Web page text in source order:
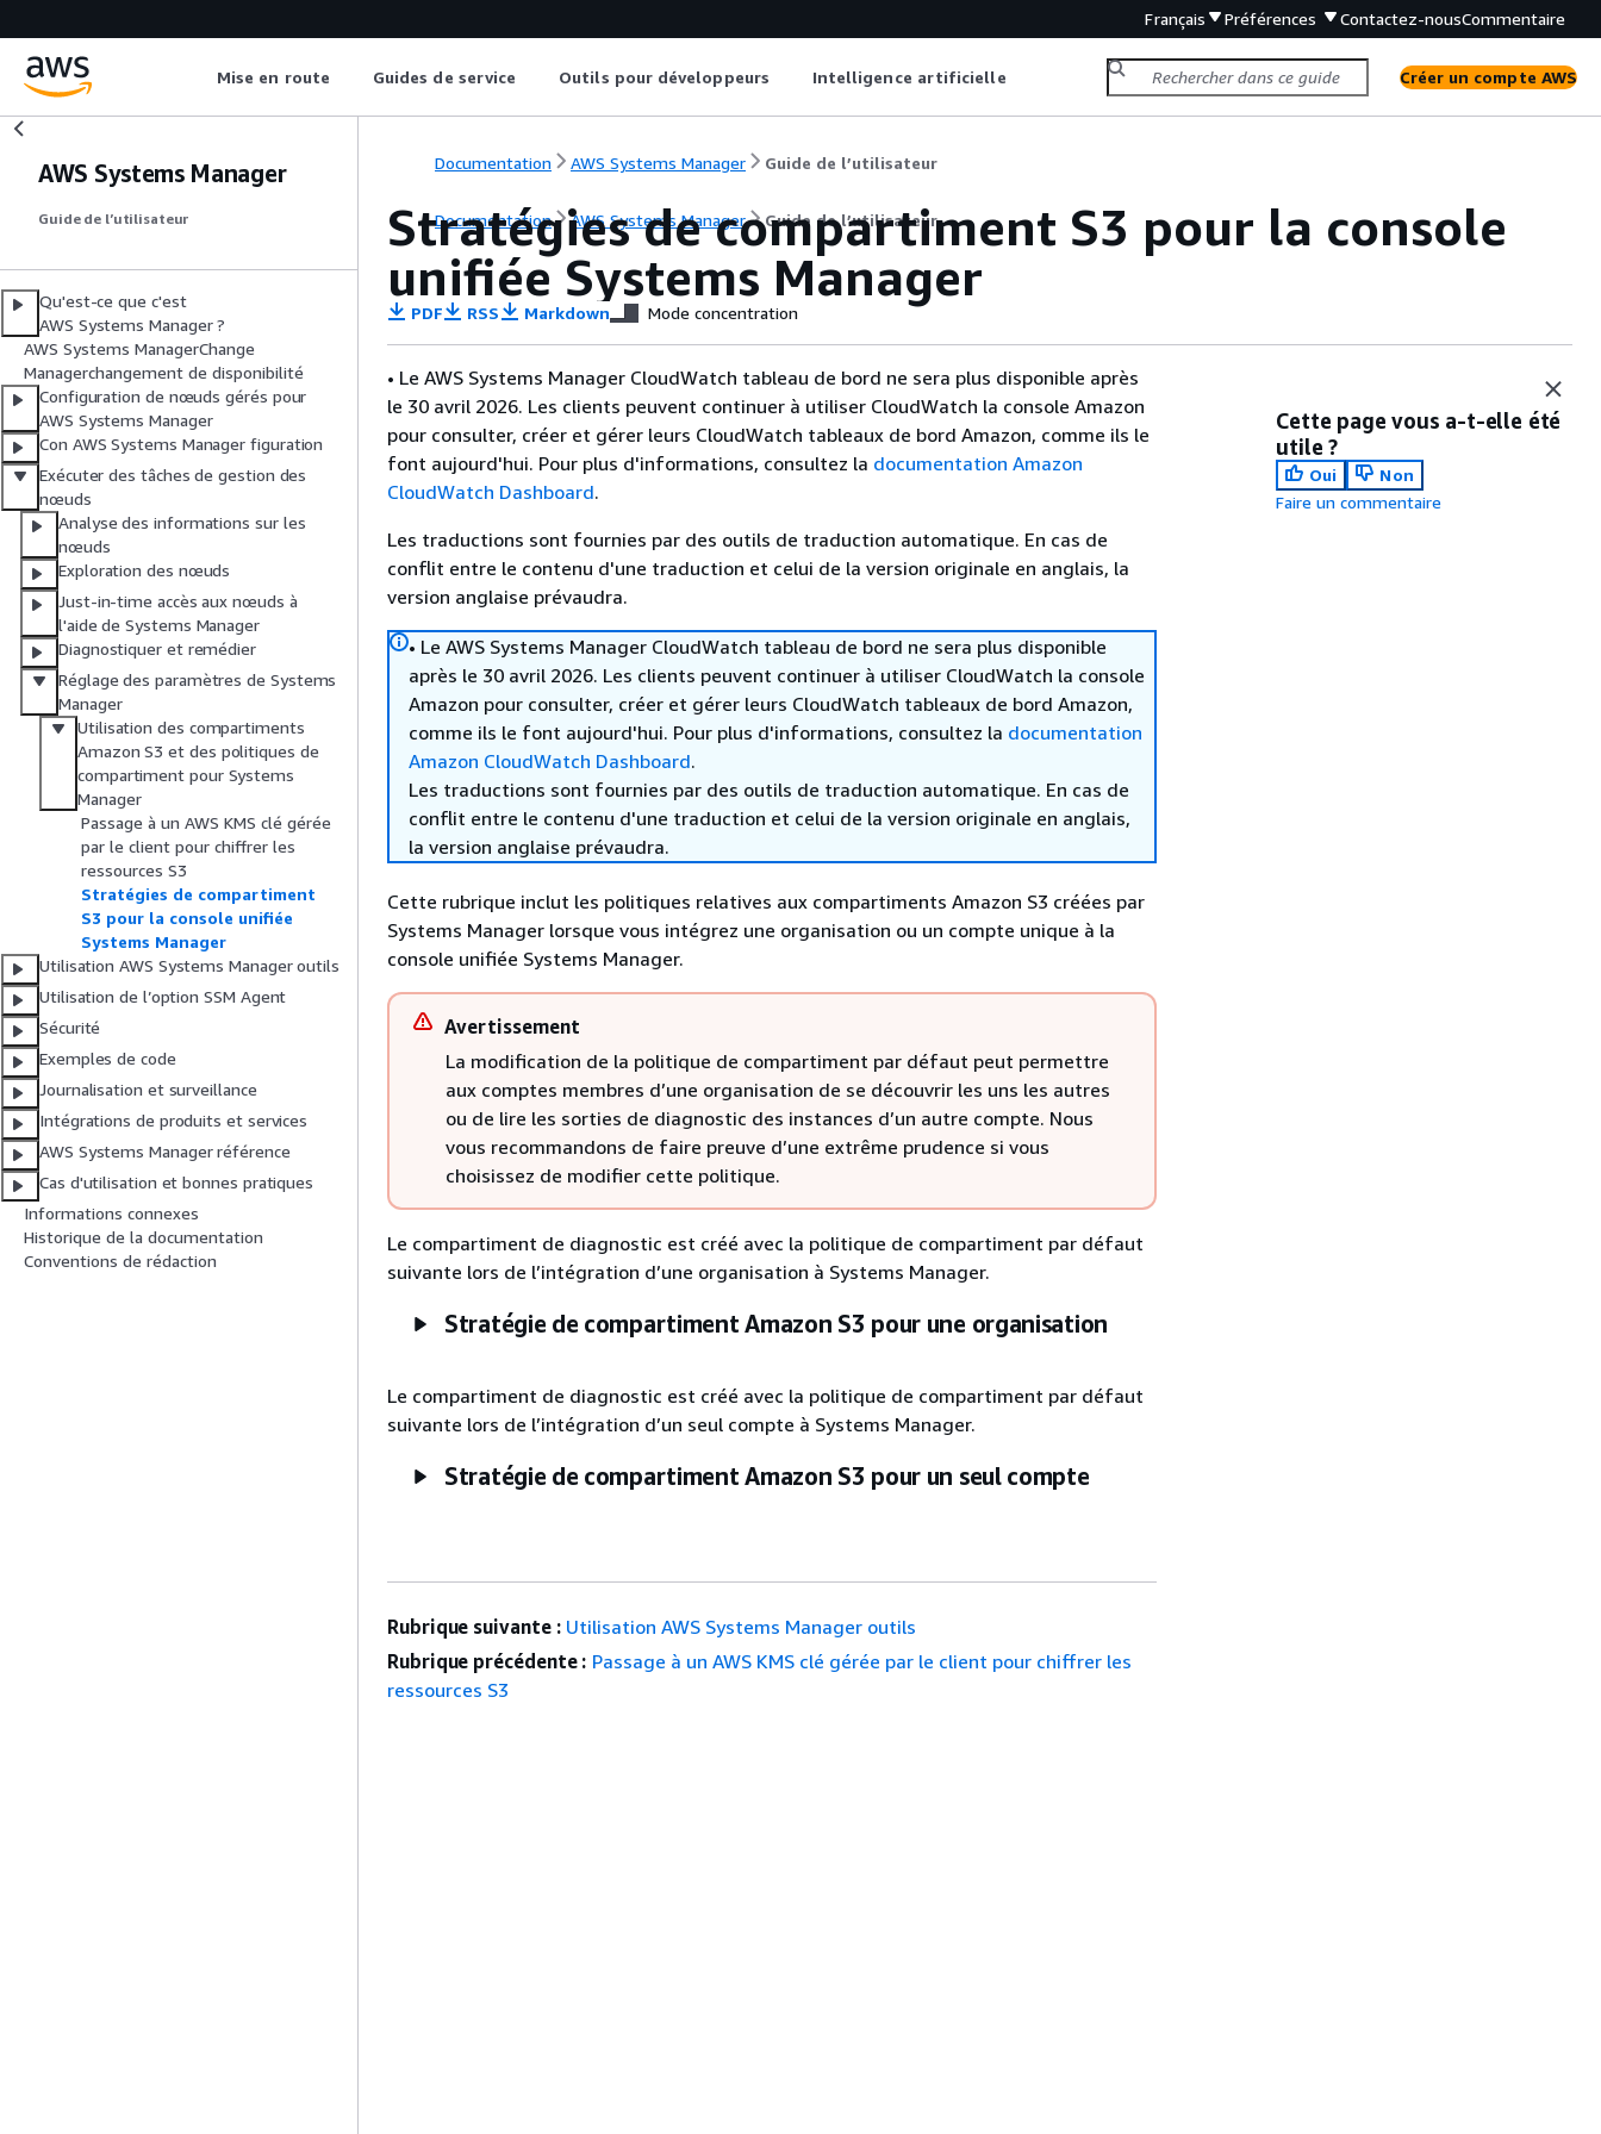
Français Préférences Contactez-nousCommentaire
Mise en route Guides de service Outils pour développeurs Intelligence artificielle Créer un compte AWS
AWS Systems Manager
Guide de l’utilisateur
Qu'est-ce que c'est
AWS Systems Manager ?
AWS Systems ManagerChange
Managerchangement de disponibilité
Configuration de nœuds gérés pour
AWS Systems Manager
Con AWS Systems Manager figuration
Exécuter des tâches de gestion des
nœuds
Analyse des informations sur les
nœuds
Exploration des nœuds
Just-in-time accès aux nœuds à
l'aide de Systems Manager
Diagnostiquer et remédier
Réglage des paramètres de Systems
Manager
Utilisation des compartiments
Amazon S3 et des politiques de
compartiment pour Systems
Manager
Passage à un AWS KMS clé gérée
par le client pour chiffrer les
ressources S3
Stratégies de compartiment
S3 pour la console unifiée
Systems Manager
Utilisation AWS Systems Manager outils
Utilisation de l’option SSM Agent
Sécurité
Exemples de code
Journalisation et surveillance
Intégrations de produits et services
AWS Systems Manager référence
Cas d'utilisation et bonnes pratiques
Informations connexes
Historique de la documentation
Conventions de rédaction
Documentation AWS Systems Manager Guide de l’utilisateur
Documentation AWS Systems Manager Guide de l’utilisateur
Stratégies de compartiment S3 pour la console
unifiée Systems Manager
PDF RSS Markdown Mode concentration
• Le AWS Systems Manager CloudWatch tableau de bord ne sera plus disponible après
le 30 avril 2026. Les clients peuvent continuer à utiliser CloudWatch la console Amazon
pour consulter, créer et gérer leurs CloudWatch tableaux de bord Amazon, comme ils le
font aujourd'hui. Pour plus d'informations, consultez la documentation Amazon
CloudWatch Dashboard.
Les traductions sont fournies par des outils de traduction automatique. En cas de
conflit entre le contenu d'une traduction et celui de la version originale en anglais, la
version anglaise prévaudra.
• Le AWS Systems Manager CloudWatch tableau de bord ne sera plus disponible
après le 30 avril 2026. Les clients peuvent continuer à utiliser CloudWatch la console
Amazon pour consulter, créer et gérer leurs CloudWatch tableaux de bord Amazon,
comme ils le font aujourd'hui. Pour plus d'informations, consultez la documentation
Amazon CloudWatch Dashboard.
Les traductions sont fournies par des outils de traduction automatique. En cas de
conflit entre le contenu d'une traduction et celui de la version originale en anglais,
la version anglaise prévaudra.
Cette rubrique inclut les politiques relatives aux compartiments Amazon S3 créées par
Systems Manager lorsque vous intégrez une organisation ou un compte unique à la
console unifiée Systems Manager.
Avertissement
La modification de la politique de compartiment par défaut peut permettre
aux comptes membres d’une organisation de se découvrir les uns les autres
ou de lire les sorties de diagnostic des instances d’un autre compte. Nous
vous recommandons de faire preuve d’une extrême prudence si vous
choisissez de modifier cette politique.
Le compartiment de diagnostic est créé avec la politique de compartiment par défaut
suivante lors de l’intégration d’une organisation à Systems Manager.
Stratégie de compartiment Amazon S3 pour une organisation
Le compartiment de diagnostic est créé avec la politique de compartiment par défaut
suivante lors de l’intégration d’un seul compte à Systems Manager.
Stratégie de compartiment Amazon S3 pour un seul compte
Cette page vous a-t-elle été
utile ?
Oui
Non
Faire un commentaire
Rubrique suivante : Utilisation AWS Systems Manager outils
Rubrique précédente : Passage à un AWS KMS clé gérée par le client pour chiffrer les
ressources S3